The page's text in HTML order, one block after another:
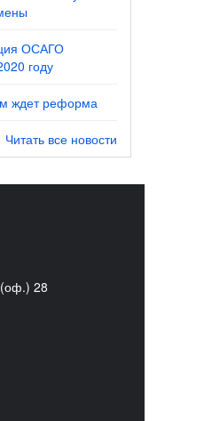
ОСАГО
году
ждет реформа
Читать все новости
28